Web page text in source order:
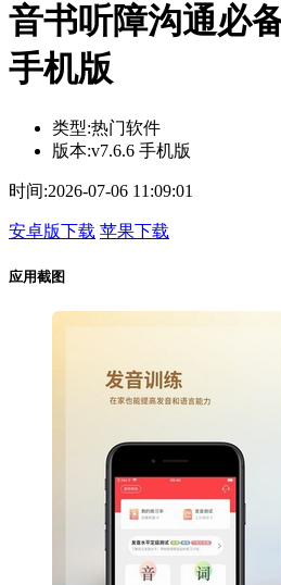
音书听障沟通必
手机版
类型:热门软件
版本:v7.6.6 手机版
时间:2026-07-06 11:09:01
安卓版下载 苹果下载
应用截图